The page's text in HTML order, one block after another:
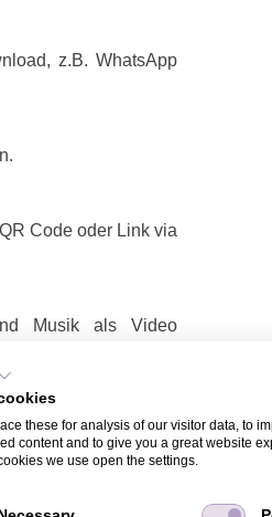
z.B. WhatsApp
Code oder Link via
Musik als Video
teilen
/ Video, das Sie
Name und Email bei
WhatsApp.
these for analysis of our visitor data, to
content and to give you a great website
we use open the settings.